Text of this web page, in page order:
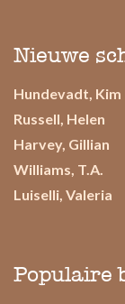
Nieuwe
Hundevadt, Kim
Russell, Helen
Harvey, Gillian
Williams, T.A.
Luiselli, Valeria
Populaire